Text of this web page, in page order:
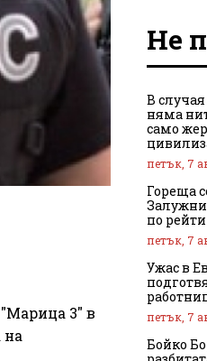
3" в
на
Не
В
няма
само
петък, 7
Гореща
по
петък, 7
Ужас в
петък, 7
Бойко